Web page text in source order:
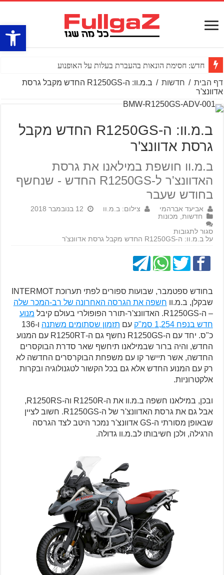
פתח
חדש: חסימת הונאות בהעברת בעלות על האופנוע
דף הבית / חדשות /
ב.מ.וו: ה-R1250GS החדש מקבל גרסת
אדוונצ'ר
ב.מ.וו: ה-R1250GS החדש מקבל
גרסת אדוונצ'ר
ב.מ.וו חושפת במילאנו את גרסת
האדוונצ'ר ל-R1250GS החדש - שנחשף
בחודש שעבר
אביעד אברהמי צילום: ב.מ.וו
12 בנובמבר 2018
חדשות מכונות
סגור לתגובות
על ב.מ.וו: ה-R1250GS החדש מקבל גרסת אדוונצ'ר
בחודש ספטמבר, שבועות ספורים לפתי תערוכת INTERMOT
שבקלן, ב.מ.וו חשפה את הגרסה האחרונה של רב-המכר שלה
– ה-R1250GS. האדוונצ'ר-תורר הפופולרי בעולם קיבל
מנוע
חדש בנפח 1,254 סמ"ק
עם תזמון שסתומים משתנה
ו-136
כ"ס. יחד עם ה-R1250GS נחשף גם ה-R1250RT עם המנוע
החדש, והיה ברור שבמילאנו תיחשף שאר סדרת הבוקסרים
החדשה, אשר תיישר קו עם משפחת הבוקרסרים החדשה לא
רק עם המנוע החדש אלא גם בכל הקשור לטגנולוגיה ובקרות
אלקטרוניות.
ובכן, במילאנו חשפה ב.מ.וו את ה-R1250R וה-R1250RS,
אבל גם את גרסת האדוונצ'ר של ה-R1250GS. חשוב לציין
שבאופן מסורתי ה-GS אדוונצ'ר נמכר היטב לצד הגרסה
הרגילה, ולכן חשיבותו לב.מ.וו גדולה.